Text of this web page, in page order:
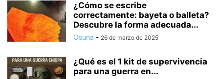
¿Cómo se escribe
correctamente: bayeta o balleta?
Descubre la forma adecuada...
Osuna - 26 de marzo de 2025
¿Qué es el 1 kit de supervivencia
para una guerra en...